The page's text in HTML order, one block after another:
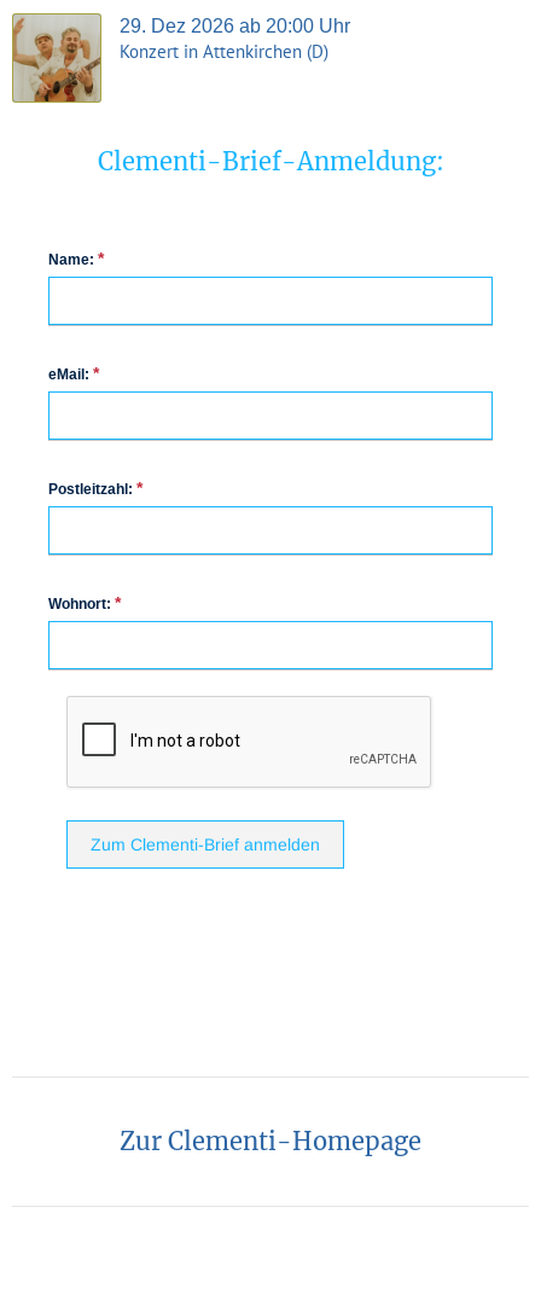
29. Dez 2026 ab 20:00 Uhr
Konzert in Attenkirchen (D)
Clementi-Brief-Anmeldung:
Name: *
eMail: *
Postleitzahl: *
Wohnort: *
Zum Clementi-Brief anmelden
Zur Clementi-Homepage